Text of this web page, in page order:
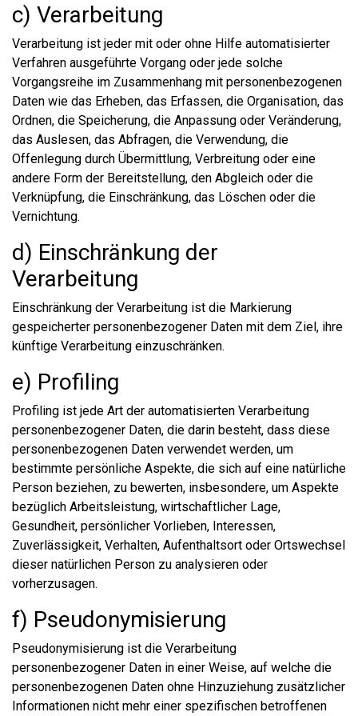
c) Verarbeitung
Verarbeitung ist jeder mit oder ohne Hilfe automatisierter
Verfahren ausgeführte Vorgang oder jede solche
Vorgangsreihe im Zusammenhang mit personenbezogenen
Daten wie das Erheben, das Erfassen, die Organisation, das
Ordnen, die Speicherung, die Anpassung oder Veränderung,
das Auslesen, das Abfragen, die Verwendung, die
Offenlegung durch Übermittlung, Verbreitung oder eine
andere Form der Bereitstellung, den Abgleich oder die
Verknüpfung, die Einschränkung, das Löschen oder die
Vernichtung.
d) Einschränkung der
Verarbeitung
Einschränkung der Verarbeitung ist die Markierung
gespeicherter personenbezogener Daten mit dem Ziel, ihre
künftige Verarbeitung einzuschränken.
e) Profiling
Profiling ist jede Art der automatisierten Verarbeitung
personenbezogener Daten, die darin besteht, dass diese
personenbezogenen Daten verwendet werden, um
bestimmte persönliche Aspekte, die sich auf eine natürliche
Person beziehen, zu bewerten, insbesondere, um Aspekte
bezüglich Arbeitsleistung, wirtschaftlicher Lage,
Gesundheit, persönlicher Vorlieben, Interessen,
Zuverlässigkeit, Verhalten, Aufenthaltsort oder Ortswechsel
dieser natürlichen Person zu analysieren oder
vorherzusagen.
f) Pseudonymisierung
Pseudonymisierung ist die Verarbeitung
personenbezogener Daten in einer Weise, auf welche die
personenbezogenen Daten ohne Hinzuziehung zusätzlicher
Informationen nicht mehr einer spezifischen betroffenen